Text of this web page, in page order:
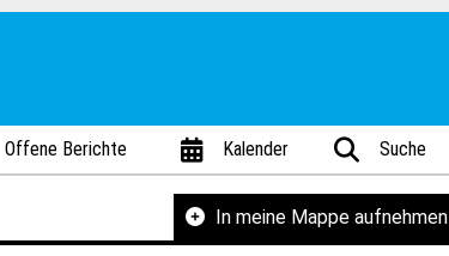
Offene Berichte Kalender Suche
In meine Mappe aufnehmen